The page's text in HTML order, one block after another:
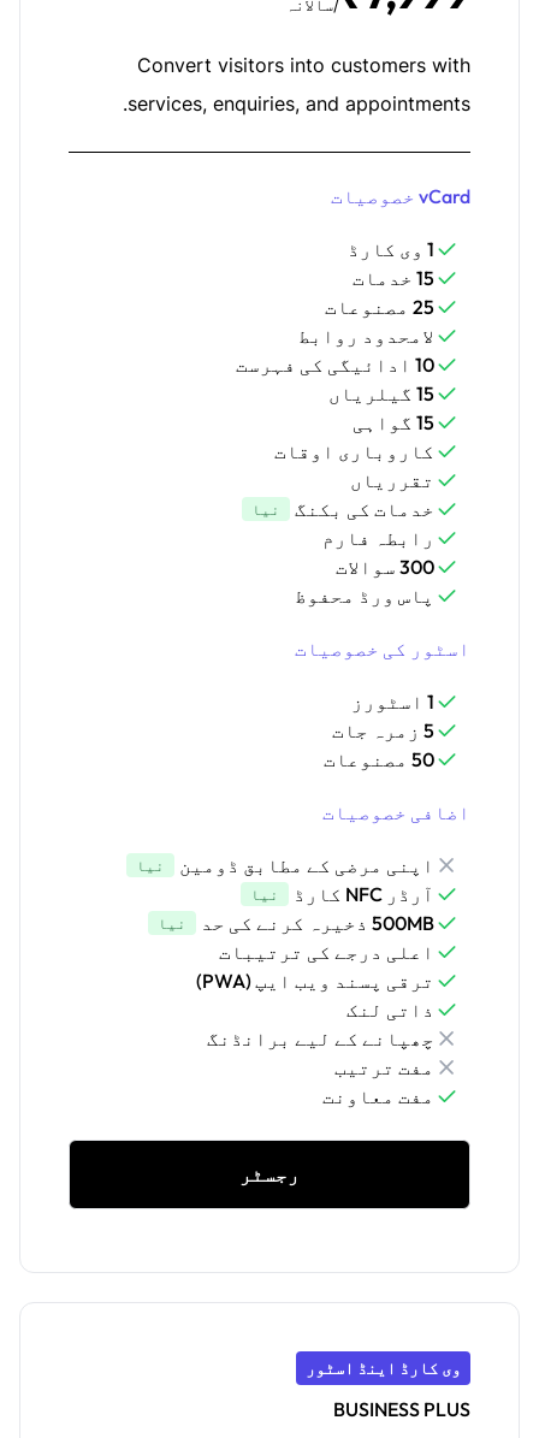
Convert visitors into customers with
services, enquiries, and appointments.
vCard خصوصیات
1 وی کارڈ
15 خدمات
25 مصنوعات
لامحدود روابط
10 ادائیگی کی فہرست
15 گیلریاں
15 گواہی
کاروباری اوقات
تقرریاں
خدمات کی بکنگ
نیا
رابطہ فارم
300 سوالات
پاس ورڈ محفوظ
اسٹور کی خصوصیات
1 اسٹورز
5 زمرہ جات
50 مصنوعات
اضافی خصوصیات
اپنی مرضی کے مطابق ڈومین نیا
آرڈر NFC کارڈ نیا
500MB ذخیرہ کرنے کی حد نیا
اعلی درجے کی ترتیبات
ترقی پسند ویب ایپ (PWA)
ذاتی لنک
چھپانے کے لیے برانڈنگ
مفت ترتیب
مفت معاونت
رجسٹر
وی کارڈ اینڈ اسٹور
BUSINESS PLUS